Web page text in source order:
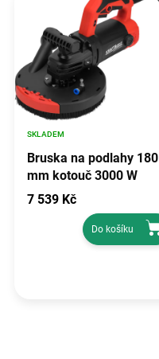
Bruska na podlahy 180
mm kotouč 3000 W
SKLADEM
7 539 Kč
Do košíku